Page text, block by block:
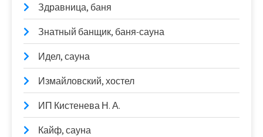
Здравница, баня
Знатный банщик, баня-сауна
Идел, сауна
Измайловский, хостел
ИП Кистенева Н. А.
Кайф, сауна